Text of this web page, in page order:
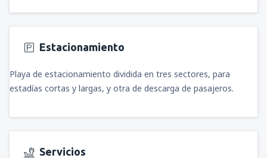
Estacionamiento
Playa de estacionamiento dividida en tres sectores, para
estadías cortas y largas, y otra de descarga de pasajeros.
Servicios